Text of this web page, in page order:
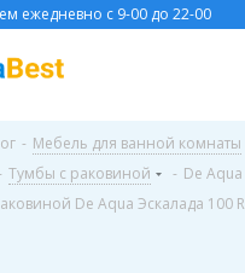
ежедневно с 9-00 до 22-00
- Мебель для ванной комнаты
Тумбы с раковиной - De Aqua
De Aqua Эскалада 100 R